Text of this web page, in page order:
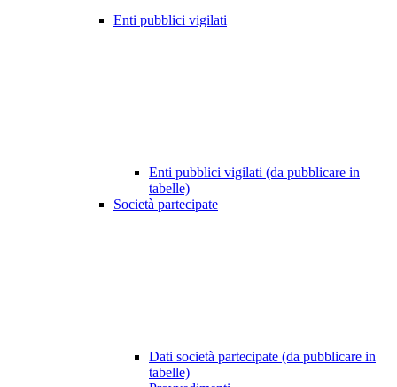
Enti pubblici vigilati
Enti pubblici vigilati (da pubblicare in
tabelle)
Società partecipate
Dati società partecipate (da pubblicare in
tabelle)